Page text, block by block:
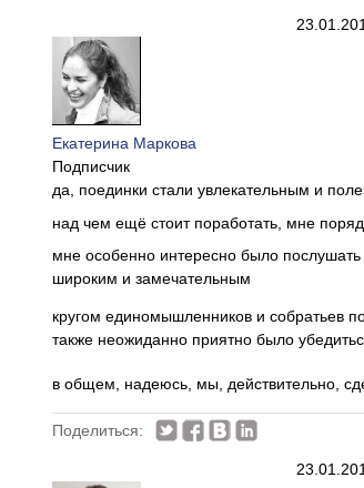
Екатерина Маркова
Подписчик
да, поединки стали увлекательным и
над чем ещё стоит поработать, мне
мне особенно интересно было
широким и замечательным
кругом единомышленников и собратьев
также неожиданно приятно было
в общем, надеюсь, мы, действительно,
Поделиться: